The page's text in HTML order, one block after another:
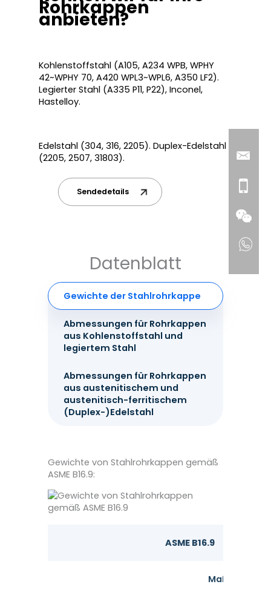
Rohrkappen
anbieten?
Kohlenstoffstahl (A105, A234 WPB, WPHY
42~WPHY 70, A420 WPL3~WPL6, A350 LF2).
Legierter Stahl (A335 P11, P22), Inconel,
Hastelloy.
Edelstahl (304, 316, 2205). Duplex-Edelstahl
(2205, 2507, 31803).
Sendedetails
Datenblatt
Gewichte der Stahlrohrkappe
Abmessungen für Rohrkappen
aus Kohlenstoffstahl und
legiertem Stahl
Abmessungen für Rohrkappen
aus austenitischem und
austenitisch-ferritischem
(Duplex-)Edelstahl
Gewichte von Stahlrohrkappen gemäß
ASME B16.9:
ASME B16.9
Maße